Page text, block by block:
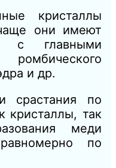
кристаллы
они имеют
с главными
и др.
срастания по
кристаллы, так
меди
по